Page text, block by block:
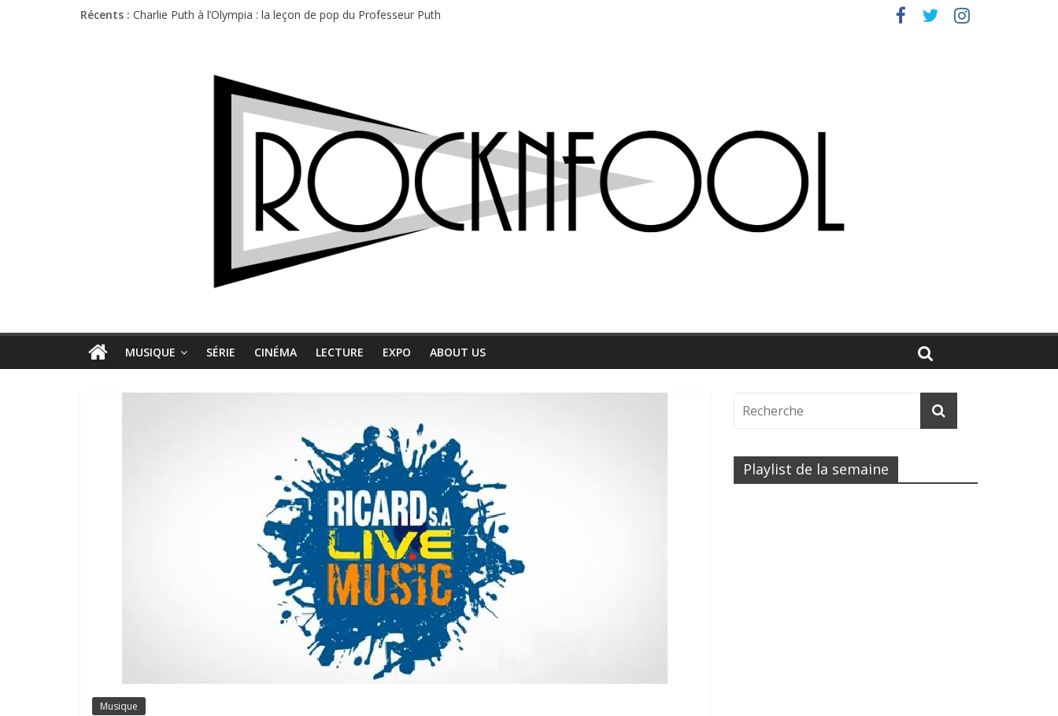
Récents : Charlie Puth à l’Olympia : la leçon de pop du Professeur Puth
Première édition du Midgard Festival : entre bière, métal et tatouages
MUSIQUE SÉRIE CINÉMA LECTURE EXPO ABOUT US
Musique
Playlist de la semaine